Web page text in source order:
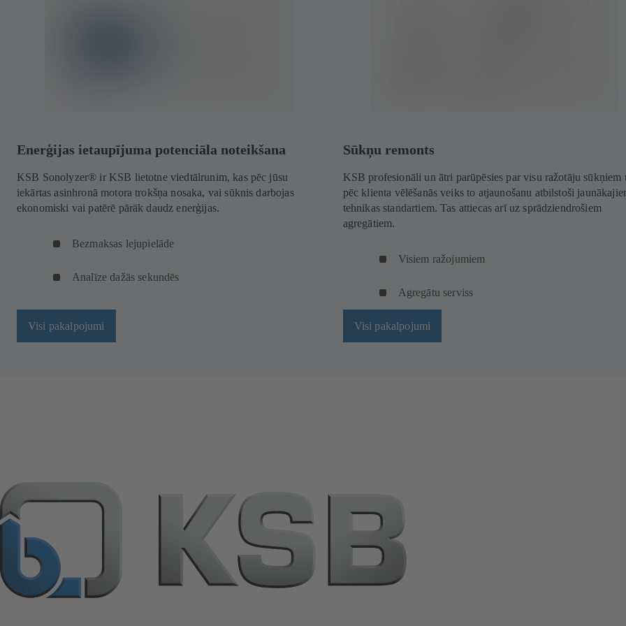
Enerģijas ietaupījuma potenciāla noteikšana
KSB Sonolyzer® ir KSB lietotne viedtālrunim, kas pēc jūsu
iekārtas asinhronā motora trokšņa nosaka, vai sūknis darbojas
ekonomiski vai patērē pārāk daudz enerģijas.
Bezmaksas lejupielāde
Analīze dažās sekundēs
Visi pakalpojumi
Sūkņu remonts
KSB profesionāli un ātri parūpēsies par visu ražotāju sūkņiem
pēc klienta vēlēšanās veiks to atjaunošanu atbilstoši
tehnikas standartiem. Tas attiecas arī uz sprādziendrošiem
agregātiem.
Visiem ražojumiem
Agregātu serviss
Visi pakalpojumi